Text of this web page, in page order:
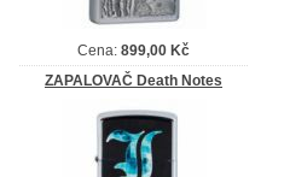
Cena: 899,00 Kč
ZAPALOVAČ Death Notes